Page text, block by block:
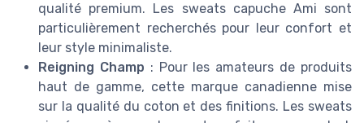
qualité premium. Les sweats capuche Ami sont
particulièrement recherchés pour leur confort et
leur style minimaliste.
Reigning Champ : Pour les amateurs de produits
haut de gamme, cette marque canadienne mise
sur la qualité du coton et des finitions. Les sweats